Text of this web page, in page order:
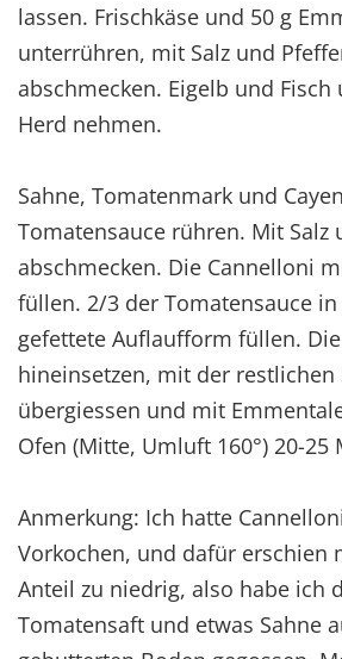
lassen. Frischkäse und 50 g
unterrühren, mit Salz und
abschmecken. Eigelb und Fisch
Herd nehmen.
Sahne, Tomatenmark und
Tomatensauce rühren. Mit Salz
abschmecken. Die Cannelloni
füllen. 2/3 der Tomatensauce
gefettete Auflaufform füllen.
hineinsetzen, mit der restlichen
übergiessen und mit
Ofen (Mitte, Umluft 160°) 20-25
Anmerkung: Ich hatte
Vorkochen, und dafür erschien
Anteil zu niedrig, also habe ich
Tomatensaft und etwas Sahne